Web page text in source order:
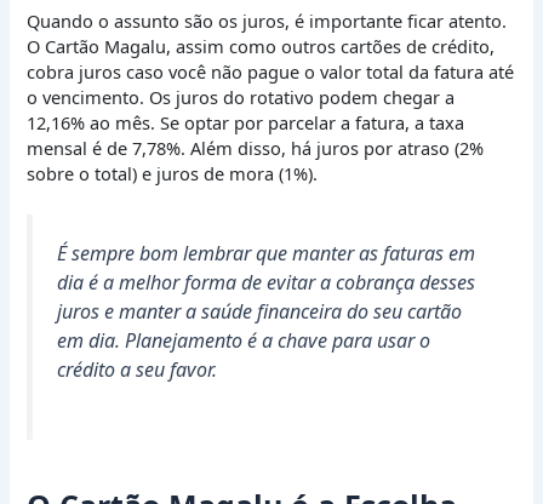
Quando o assunto são os juros, é importante ficar atento.
O Cartão Magalu, assim como outros cartões de crédito,
cobra juros caso você não pague o valor total da fatura até
o vencimento. Os juros do rotativo podem chegar a
12,16% ao mês. Se optar por parcelar a fatura, a taxa
mensal é de 7,78%. Além disso, há juros por atraso (2%
sobre o total) e juros de mora (1%).
É sempre bom lembrar que manter as faturas em
dia é a melhor forma de evitar a cobrança desses
juros e manter a saúde financeira do seu cartão
em dia. Planejamento é a chave para usar o
crédito a seu favor.